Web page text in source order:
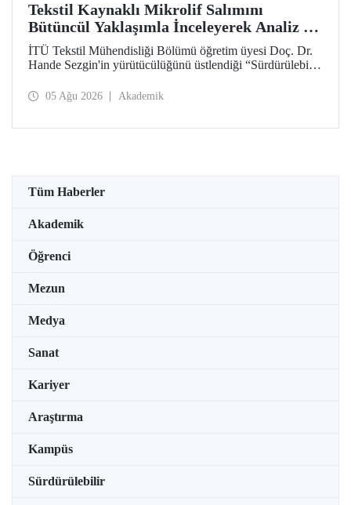
Tekstil Kaynaklı Mikrolif Salımını
Bütüncül Yaklaşımla İnceleyerek Analiz ve
Azaltım Stratejileri Geliştirecek Projeye
TÜBİTAK Desteği
İTÜ Tekstil Mühendisliği Bölümü öğretim üyesi Doç. Dr.
Hande Sezgin'in yürütücülüğünü üstlendiği “Sürdürülebilir
Koşullarına Bağlı Mikrolif Salımı: Aşınma, UV Maruziyeti
05 Ağu 2026 Akademik
Tüm Haberler
Akademik
Öğrenci
Mezun
Medya
Sanat
Kariyer
Araştırma
Kampüs
Sürdürülebilir